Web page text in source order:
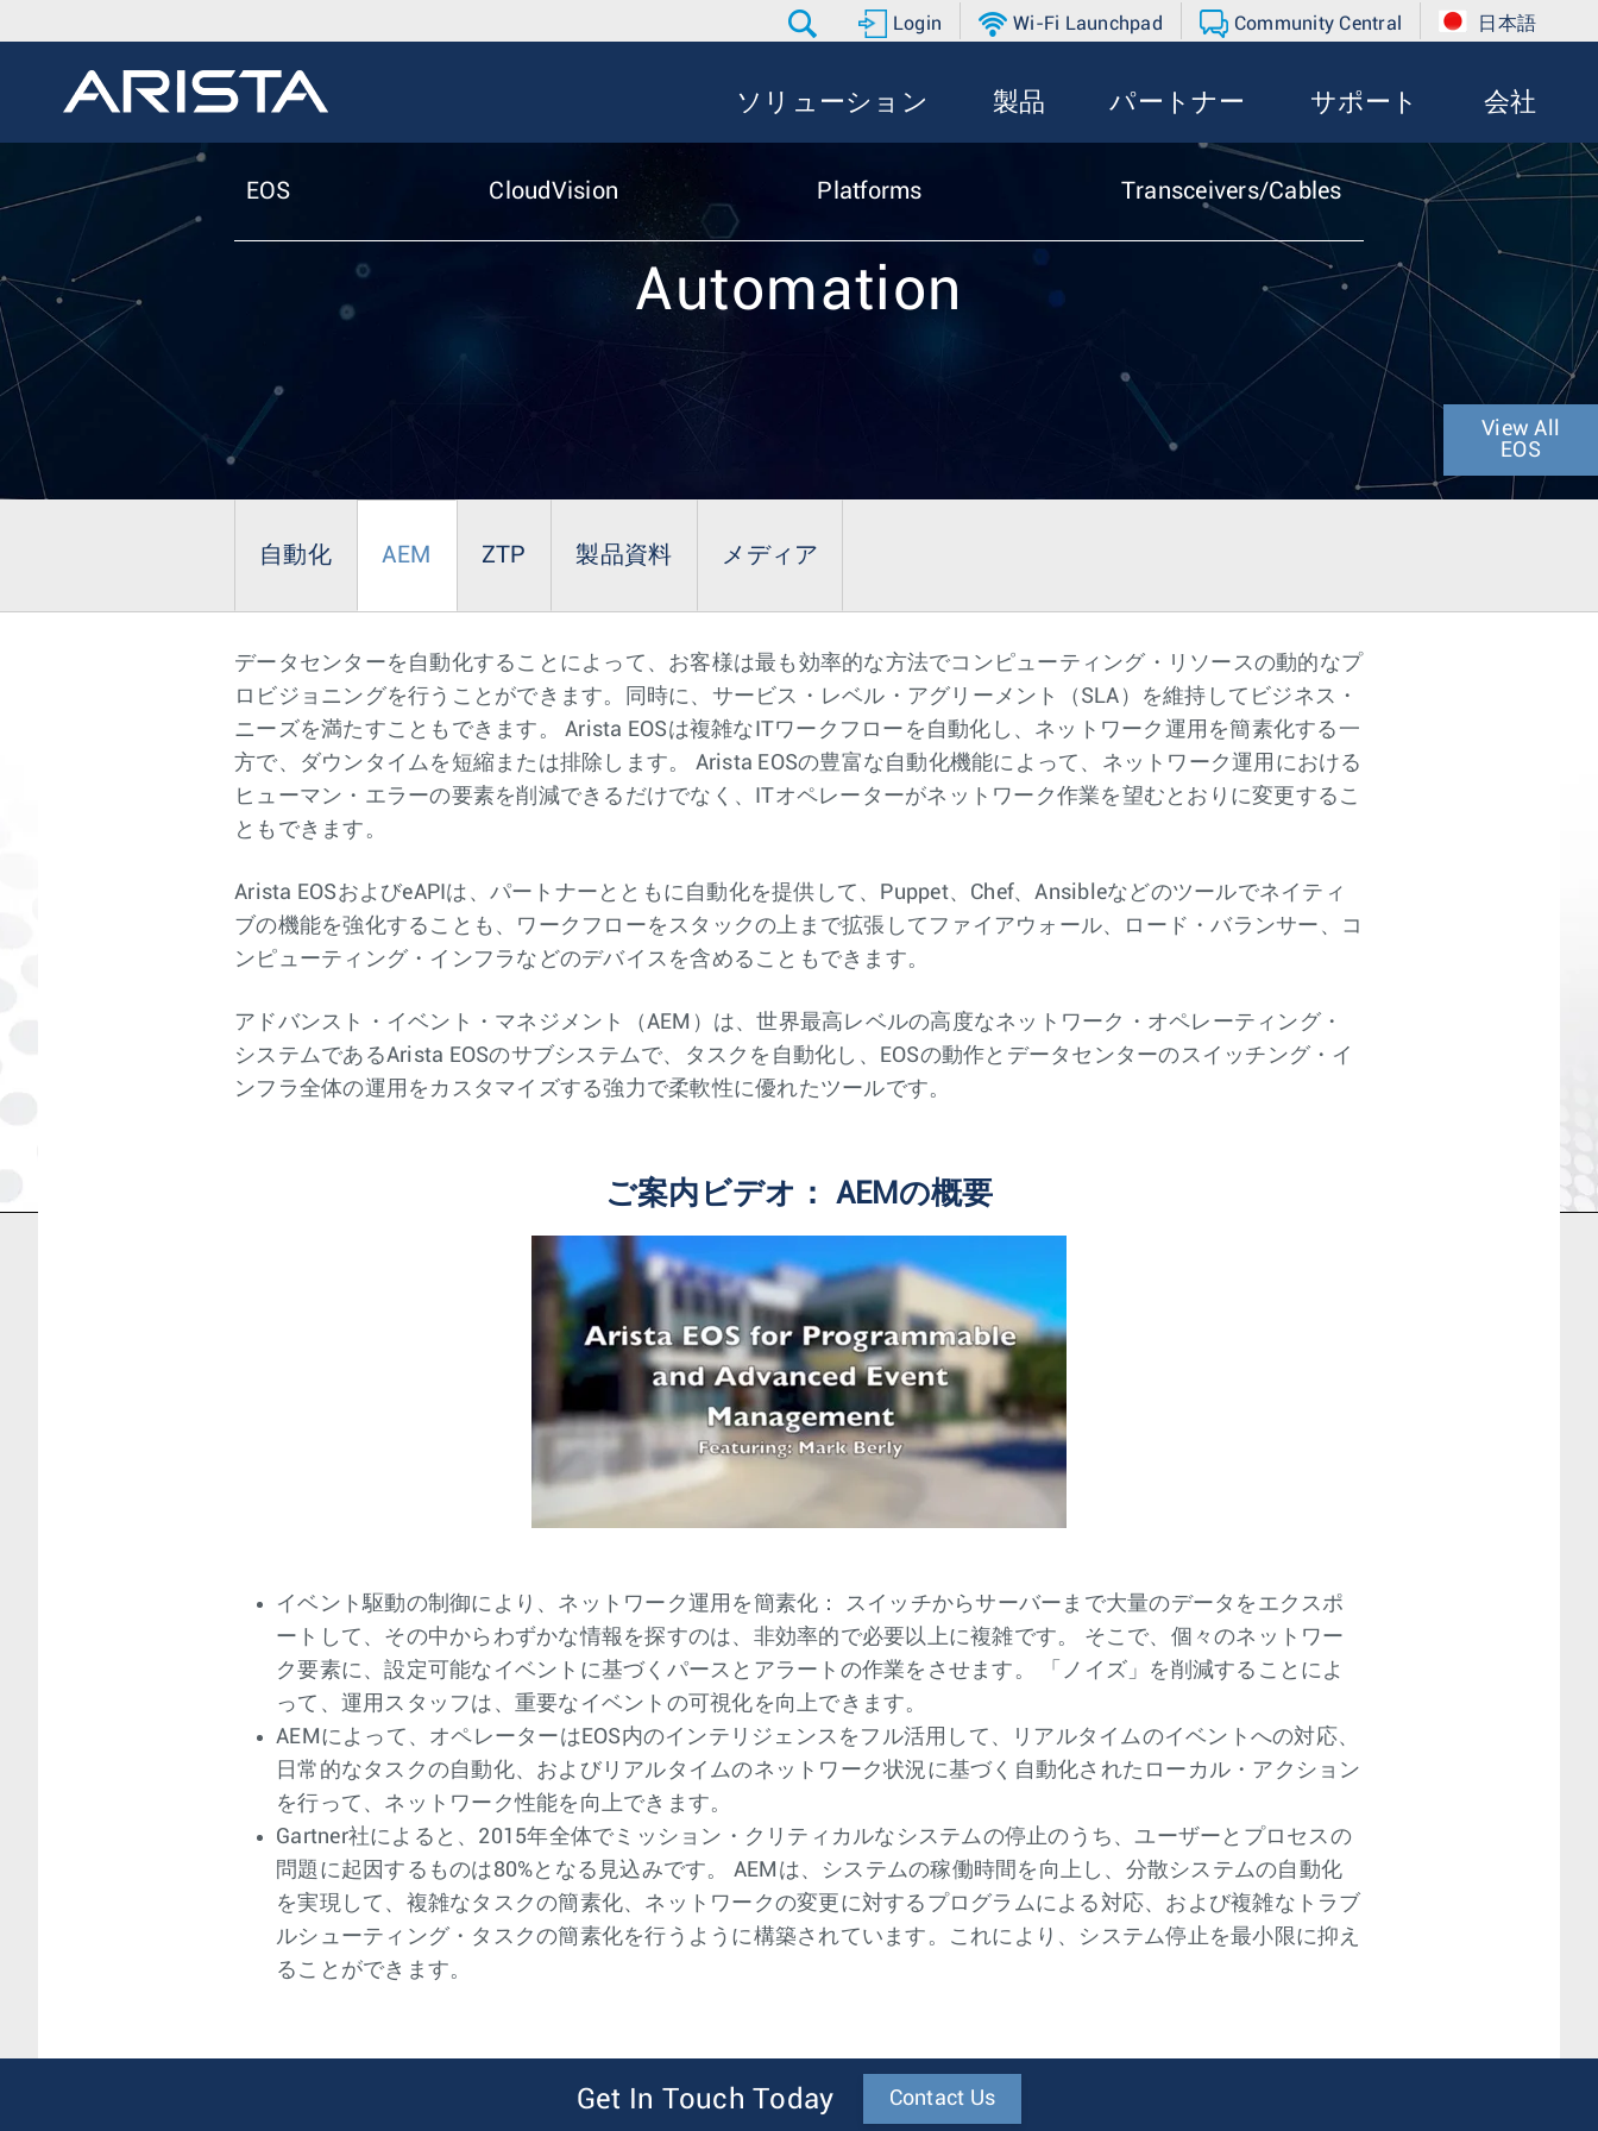
Login Wi-Fi Launchpad Community Central 日本語
ソリューション 製品 パートナー サポート 会社
EOS CloudVision Platforms Transceivers/Cables
Automation
View All
EOS
自動化 AEM ZTP 製品資料 メディア
データセンターを自動化することによって、お客様は最も効率的な方法でコンピューティング・リソースの動的なプ
ロビジョニングを行うことができます。同時に、サービス・レベル・アグリーメント（SLA）を維持してビジネス・
ニーズを満たすこともできます。 Arista EOSは複雑なITワークフローを自動化し、ネットワーク運用を簡素化する一
方で、ダウンタイムを短縮または排除します。 Arista EOSの豊富な自動化機能によって、ネットワーク運用における
ヒューマン・エラーの要素を削減できるだけでなく、ITオペレーターがネットワーク作業を望むとおりに変更するこ
ともできます。
Arista EOSおよびeAPIは、パートナーとともに自動化を提供して、Puppet、Chef、Ansibleなどのツールでネイティ
ブの機能を強化することも、ワークフローをスタックの上まで拡張してファイアウォール、ロード・バランサー、コ
ンピューティング・インフラなどのデバイスを含めることもできます。
アドバンスト・イベント・マネジメント（AEM）は、世界最高レベルの高度なネットワーク・オペレーティング・
システムであるArista EOSのサブシステムで、タスクを自動化し、EOSの動作とデータセンターのスイッチング・イ
ンフラ全体の運用をカスタマイズする強力で柔軟性に優れたツールです。
ご案内ビデオ： AEMの概要
イベント駆動の制御により、ネットワーク運用を簡素化： スイッチからサーバーまで大量のデータをエクスポ
ートして、その中からわずかな情報を探すのは、非効率的で必要以上に複雑です。 そこで、個々のネットワー
ク要素に、設定可能なイベントに基づくパースとアラートの作業をさせます。 「ノイズ」を削減することによ
って、運用スタッフは、重要なイベントの可視化を向上できます。
AEMによって、オペレーターはEOS内のインテリジェンスをフル活用して、リアルタイムのイベントへの対応、
日常的なタスクの自動化、およびリアルタイムのネットワーク状況に基づく自動化されたローカル・アクション
を行って、ネットワーク性能を向上できます。
Gartner社によると、2015年全体でミッション・クリティカルなシステムの停止のうち、ユーザーとプロセスの
問題に起因するものは80%となる見込みです。 AEMは、システムの稼働時間を向上し、分散システムの自動化
を実現して、複雑なタスクの簡素化、ネットワークの変更に対するプログラムによる対応、および複雑なトラブ
ルシューティング・タスクの簡素化を行うように構築されています。これにより、システム停止を最小限に抑え
ることができます。
Get In Touch Today Contact Us